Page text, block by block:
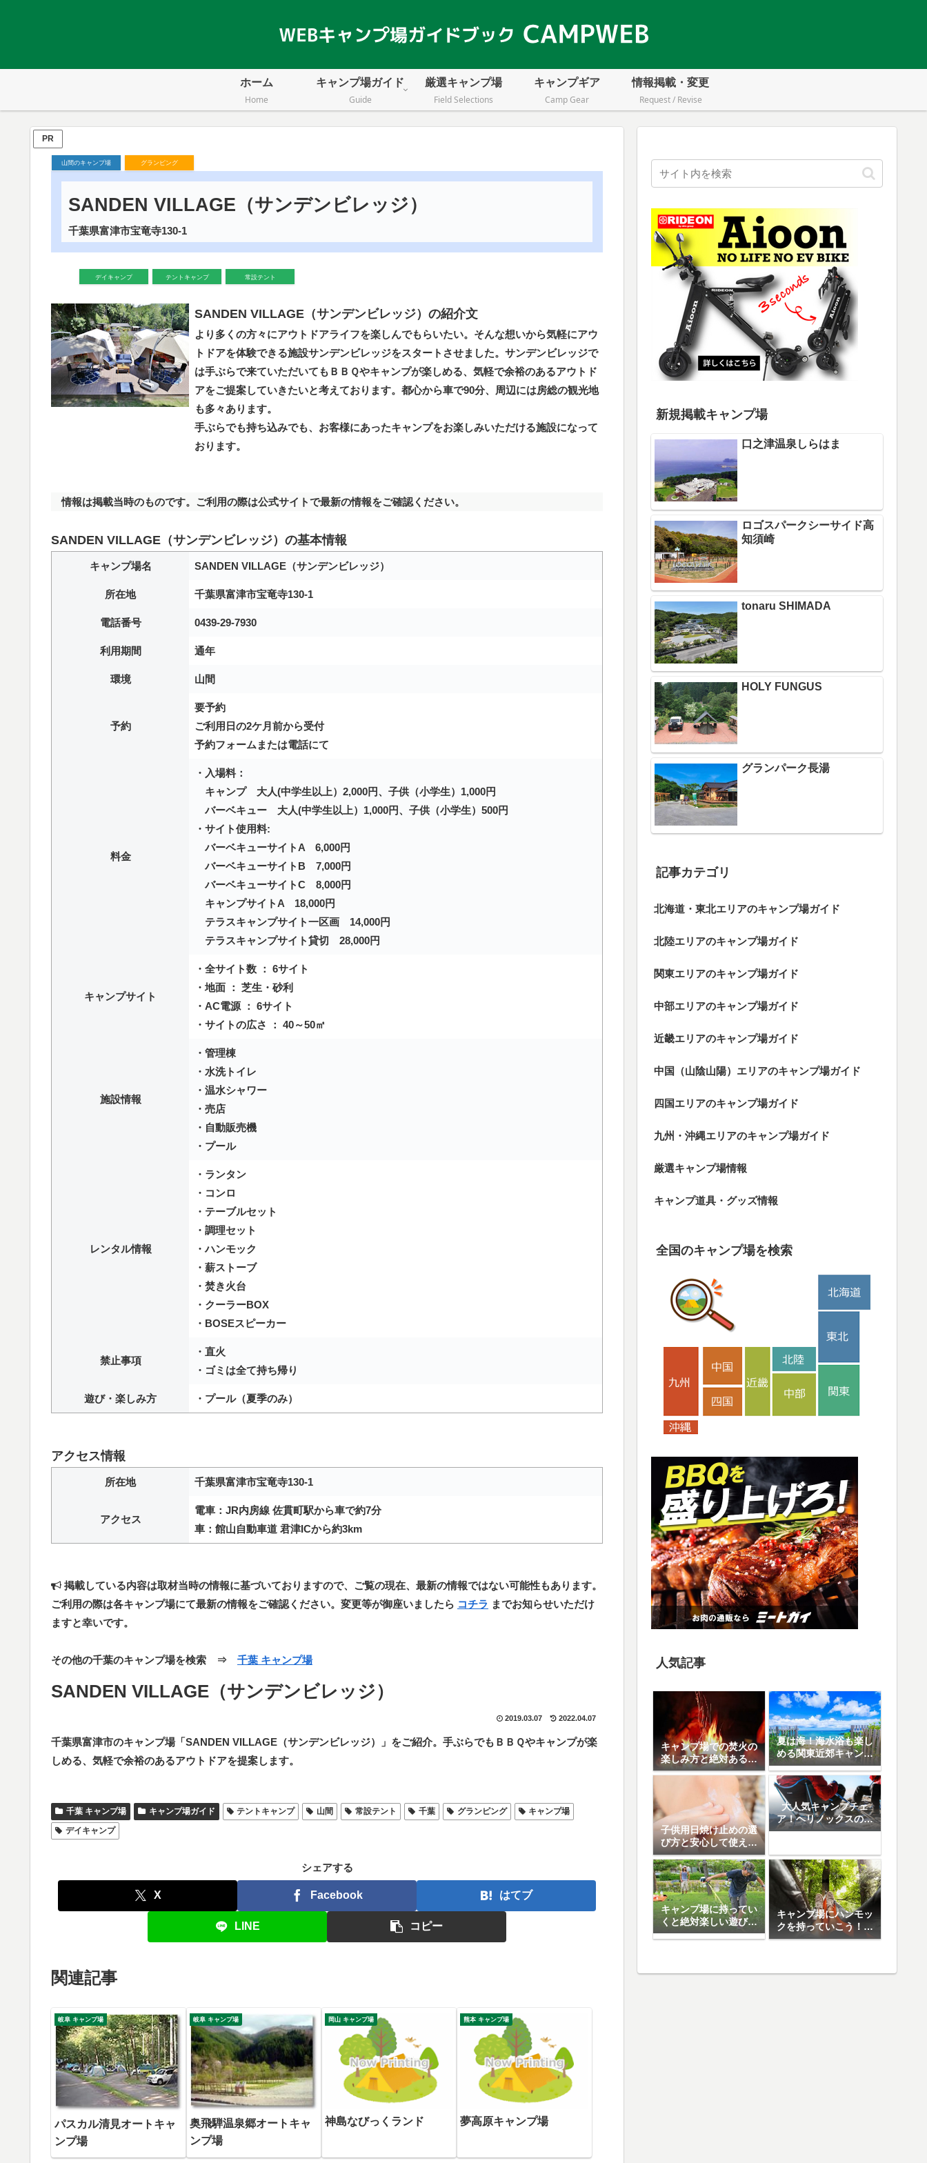
ホーム
Home
キャンプ場ガイド
Guide
厳選キャンプ場
Field Selections
キャンプギア
Camp Gear
情報掲載・変更
Request / Revise
PR
山間のキャンプ場 グランピング
SANDEN VILLAGE（サンデンビレッジ）
千葉県富津市宝竜寺130-1
デイキャンプ テントキャンプ 常設テント
SANDEN VILLAGE（サンデンビレッジ）の紹介文
より多くの方々にアウトドアライフを楽しんでもらいたい。そんな想いから気軽にアウ
トドアを体験できる施設サンデンビレッジをスタートさせました。サンデンビレッジで
は手ぶらで来ていただいてもＢＢＱやキャンプが楽しめる、気軽で余裕のあるアウトド
アをご提案していきたいと考えております。都心から車で90分、周辺には房総の観光地
も多々あります。
手ぶらでも持ち込みでも、お客様にあったキャンプをお楽しみいただける施設になって
おります。
情報は掲載当時のものです。ご利用の際は公式サイトで最新の情報をご確認ください。
SANDEN VILLAGE（サンデンビレッジ）の基本情報
キャンプ場名 SANDEN VILLAGE（サンデンビレッジ）
所在地 千葉県富津市宝竜寺130-1
電話番号 0439-29-7930
利用期間 通年
環境 山間
予約
要予約
ご利用日の2ケ月前から受付
予約フォームまたは電話にて
料金
・入場料：
キャンプ 大人(中学生以上）2,000円、子供（小学生）1,000円
バーベキュー 大人(中学生以上）1,000円、子供（小学生）500円
・サイト使用料:
バーベキューサイトA 6,000円
バーベキューサイトB 7,000円
バーベキューサイトC 8,000円
キャンプサイトA 18,000円
テラスキャンプサイト一区画 14,000円
テラスキャンプサイト貸切 28,000円
キャンプサイト
・全サイト数 ： 6サイト
・地面 ： 芝生・砂利
・AC電源 ： 6サイト
・サイトの広さ ： 40～50㎡
施設情報
・管理棟
・水洗トイレ
・温水シャワー
・売店
・自動販売機
・プール
レンタル情報
・ランタン
・コンロ
・テーブルセット
・調理セット
・ハンモック
・薪ストーブ
・焚き火台
・クーラーBOX
・BOSEスピーカー
禁止事項
・直火
・ゴミは全て持ち帰り
遊び・楽しみ方 ・プール（夏季のみ）
アクセス情報
所在地 千葉県富津市宝竜寺130-1
アクセス
電車：JR内房線 佐貫町駅から車で約7分
車：館山自動車道 君津ICから約3km
掲載している内容は取材当時の情報に基づいておりますので、ご覧の現在、最新の情報ではない可能性もあります。
ご利用の際は各キャンプ場にて最新の情報をご確認ください。変更等が御座いましたら コチラ までお知らせいただけ
ますと幸いです。
その他の千葉のキャンプ場を検索 ⇒ 千葉 キャンプ場
SANDEN VILLAGE（サンデンビレッジ）
2019.03.07 2022.04.07
千葉県富津市のキャンプ場「SANDEN VILLAGE（サンデンビレッジ）」をご紹介。手ぶらでもＢＢＱやキャンプが楽
しめる、気軽で余裕のあるアウトドアを提案します。
千葉 キャンプ場 キャンプ場ガイド テントキャンプ 山間 常設テント 千葉 グランピング
キャンプ場
デイキャンプ
シェアする
X Facebook はてブ
LINE コピー
関連記事
岐阜 キャンプ場
パスカル清見オートキャ
ンプ場
岐阜 キャンプ場
奥飛騨温泉郷オートキャ
ンプ場
岡山 キャンプ場
神島なびっくランド
熊本 キャンプ場
夢高原キャンプ場
新規掲載キャンプ場
口之津温泉しらはま
ロゴスパークシーサイド高
知須崎
tonaru SHIMADA
HOLY FUNGUS
グランパーク長湯
記事カテゴリ
北海道・東北エリアのキャンプ場ガイド
北陸エリアのキャンプ場ガイド
関東エリアのキャンプ場ガイド
中部エリアのキャンプ場ガイド
近畿エリアのキャンプ場ガイド
中国（山陰山陽）エリアのキャンプ場ガイド
四国エリアのキャンプ場ガイド
九州・沖縄エリアのキャンプ場ガイド
厳選キャンプ場情報
キャンプ道具・グッズ情報
全国のキャンプ場を検索
人気記事
キャンプ場での焚火の
楽しみ方と絶対あると
便利なアイテム8選
夏は海！海水浴も楽し
める関東近郊キャンプ
場10選
子供用日焼け止めの選
び方と安心して使える
日焼け止め5選
大人気キャンプチェ
ア！ヘリノックスの魅
力と人気の5モデル徹
キャンプ場に持ってい
くと絶対楽しい遊び道
具10選
キャンプ場にハンモッ
クを持っていこう！お
すすめハンモック5選